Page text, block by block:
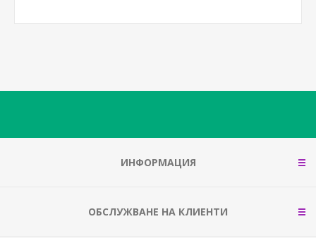
ИНФОРМАЦИЯ
ОБСЛУЖВАНЕ НА КЛИЕНТИ